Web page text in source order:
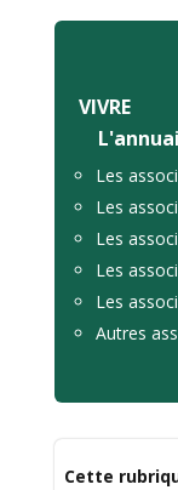
VIVRE
Les
Les
Les
Les
Les
Autres
Cette